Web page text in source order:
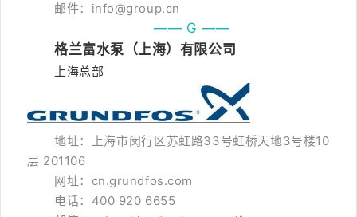
邮件：info@group.cn
—— G ——
格兰富水泵（上海）有限公司
上海总部
地址：上海市闵行区苏虹路33号虹桥天地3号楼10
层 201106
网址：cn.grundfos.com
电话：400 920 6655